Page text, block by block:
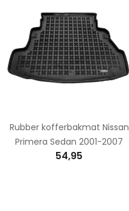
Rubber kofferbakmat Nissan
Primera Sedan 2001-2007
54,95